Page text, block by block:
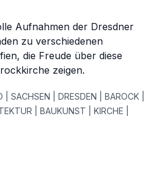
Aufnahmen der Dresdner
zu verschiedenen
die Freude über diese
zeigen.
SACHSEN | DRESDEN | BAROCK |
| BAUKUNST | KIRCHE |